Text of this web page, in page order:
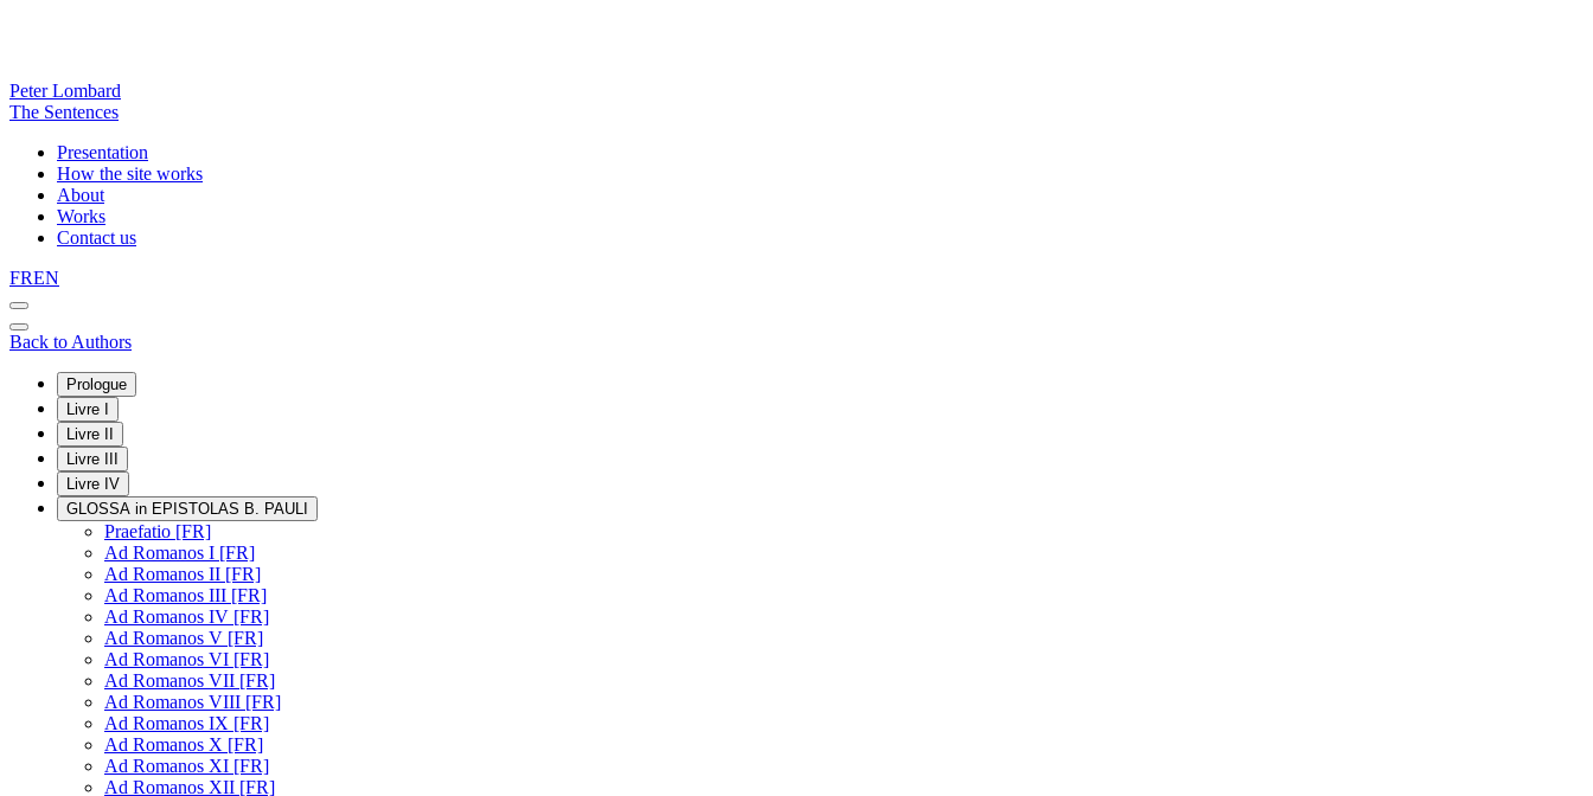
Peter Lombard
The Sentences
Presentation
How the site works
About
Works
Contact us
FREN
Back to Authors
Prologue
Livre I
Livre II
Livre III
Livre IV
GLOSSA in EPISTOLAS B. PAULI
Praefatio [FR]
Ad Romanos I [FR]
Ad Romanos II [FR]
Ad Romanos III [FR]
Ad Romanos IV [FR]
Ad Romanos V [FR]
Ad Romanos VI [FR]
Ad Romanos VII [FR]
Ad Romanos VIII [FR]
Ad Romanos IX [FR]
Ad Romanos X [FR]
Ad Romanos XI [FR]
Ad Romanos XII [FR]